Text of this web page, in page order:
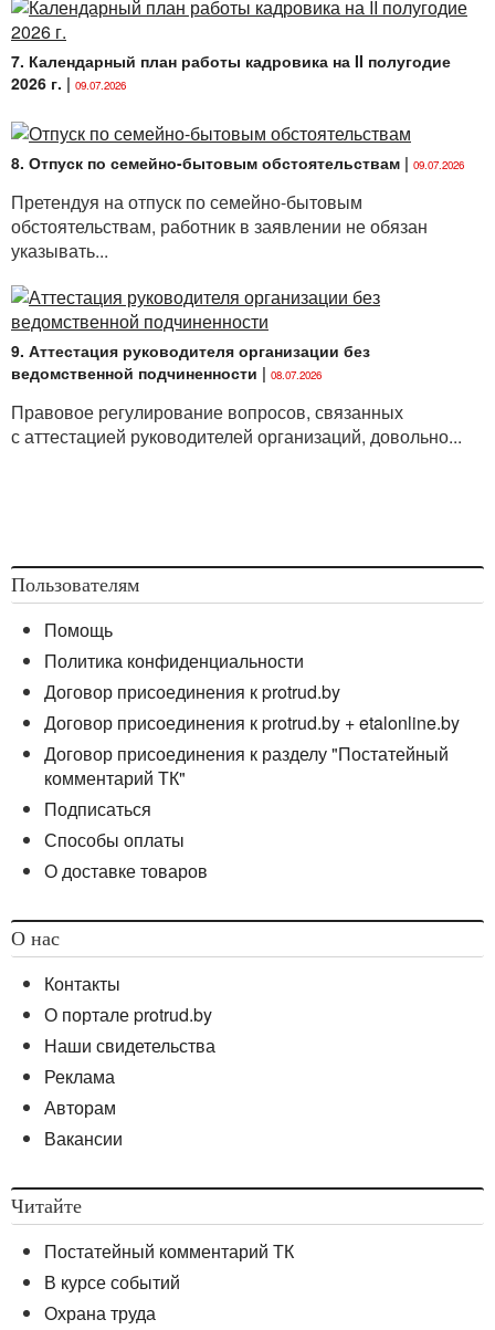
7. Календарный план работы кадровика на II полугодие
2026 г. | 09.07.2026
8. Отпуск по семейно-бытовым обстоятельствам | 09.07.2026
Претендуя на отпуск по семейно-бытовым
обстоятельствам, работник в заявлении не обязан
указывать...
9. Аттестация руководителя организации без
ведомственной подчиненности | 08.07.2026
Правовое регулирование вопросов, связанных
с аттестацией руководителей организаций, довольно...
Пользователям
Помощь
Политика конфиденциальности
Договор присоединения к protrud.by
Договор присоединения к protrud.by + etalonline.by
Договор присоединения к разделу "Постатейный
комментарий ТК"
Подписаться
Способы оплаты
О доставке товаров
О нас
Контакты
О портале protrud.by
Наши свидетельства
Реклама
Авторам
Вакансии
Читайте
Постатейный комментарий ТК
В курсе событий
Охрана труда